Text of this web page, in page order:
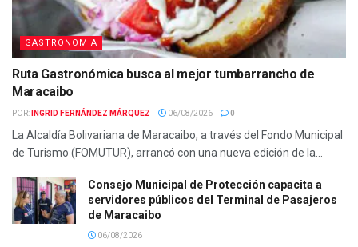
GASTRONOMIA
Ruta Gastronómica busca al mejor tumbarrancho de
Maracaibo
POR: INGRID FERNÁNDEZ MÁRQUEZ 06/08/2026 0
La Alcaldía Bolivariana de Maracaibo, a través del Fondo Municipal
de Turismo (FOMUTUR), arrancó con una nueva edición de la...
Consejo Municipal de Protección capacita a
servidores públicos del Terminal de Pasajeros
de Maracaibo
06/08/2026